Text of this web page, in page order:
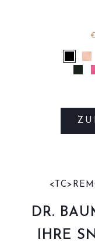
DR.
IHRE